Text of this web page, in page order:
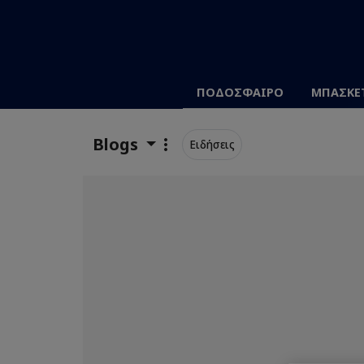
ΠΟΔΟΣΦΑΙΡΟ
Blogs Ειδήσεις